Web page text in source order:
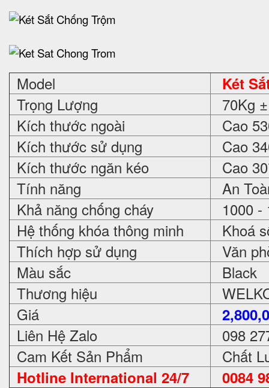
Model Két
Trọng Lượng
70Kg
Kích thước ngoài
Cao
Kích thước sử dụng
Cao
Kích thước ngăn kéo
Cao
Tính năng
An
Khả năng chống cháy
1000 -
Hệ thống khóa thông minh
Khoá
Thích hợp sử dụng
Văn
Màu sắc
Black
Thương hiệu
Giá
Liên Hệ Zalo
098
Cam Kết Sản Phẩm
Chất
Hotline International 24/7 0084